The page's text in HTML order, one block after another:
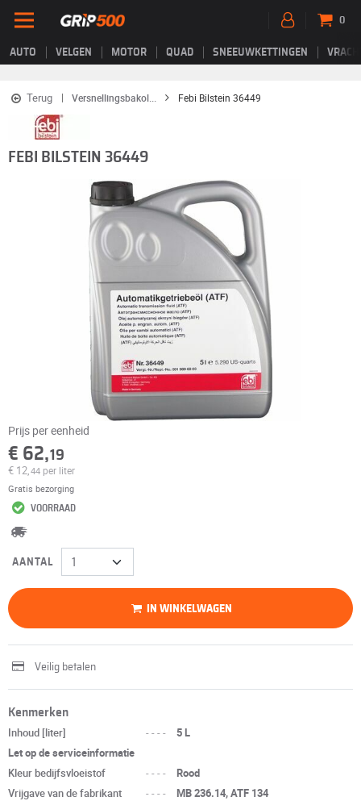
AUTO VELGEN MOTOR QUAD SNEEUWKETTINGEN
0
Terug Versnellingsbakol... Febi Bilstein 36449
FEBI BILSTEIN 36449
Prijs per eenheid
€ 62,19
€ 12,44 per liter
Gratis bezorging
VOORRAAD
AANTAL
IN WINKELWAGEN
Veilig betalen
Kenmerken
Inhoud [liter] ----
5 L
Let op de serviceinformatie
Kleur bedijfsvloeistof
----
Rood
Vrijgave van de fabrikant
---- MB 236.14, ATF 134